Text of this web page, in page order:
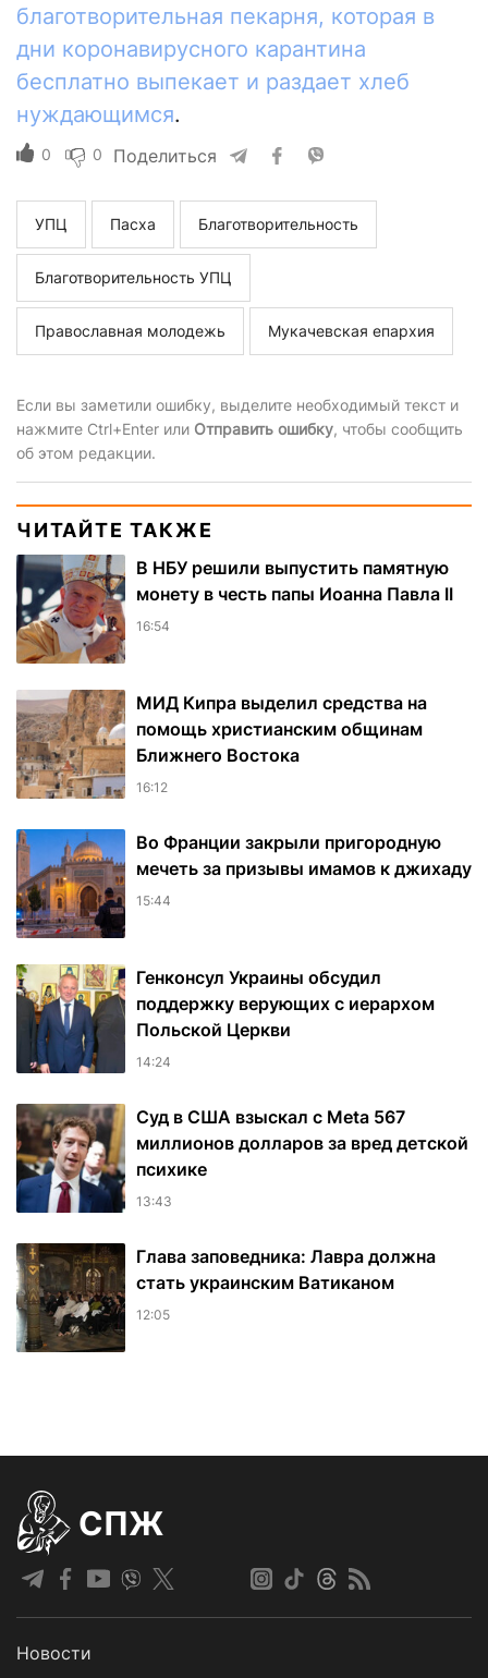
благотворительная пекарня, которая в
дни коронавирусного карантина
бесплатно выпекает и раздает хлеб
нуждающимся.
0 0 Поделиться
УПЦ Пасха Благотворительность
Благотворительность УПЦ
Православная молодежь Мукачевская епархия
Если вы заметили ошибку, выделите необходимый текст и
нажмите Ctrl+Enter или Отправить ошибку, чтобы сообщить
об этом редакции.
ЧИТАЙТЕ ТАКЖЕ
В НБУ решили выпустить памятную
монету в честь папы Иоанна Павла II
16:54
МИД Кипра выделил средства на
помощь христианским общинам
Ближнего Востока
16:12
Во Франции закрыли пригородную
мечеть за призывы имамов к джихаду
15:44
Генконсул Украины обсудил
поддержку верующих с иерархом
Польской Церкви
14:24
Суд в США взыскал с Meta 567
миллионов долларов за вред детской
психике
13:43
Глава заповедника: Лавра должна
стать украинским Ватиканом
12:05
СПЖ
Новости